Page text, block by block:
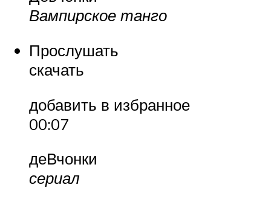
Вампирское танго
Прослушать
скачать
добавить в избранное
00:07
деВчонки
сериал